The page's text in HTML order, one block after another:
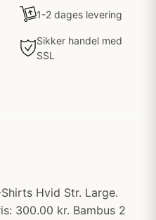
1-2 dages levering
Sikker handel med
SSL
Hvid Str. Large.
300.00 kr. Bambus 2